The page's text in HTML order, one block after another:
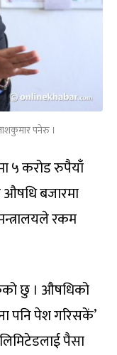
पनेरु ।
५ करोड रुपैयाँ
औषधि बजारमा
रकम
छु । औषधिको
पनि पेश गरिसकें’
पैसा